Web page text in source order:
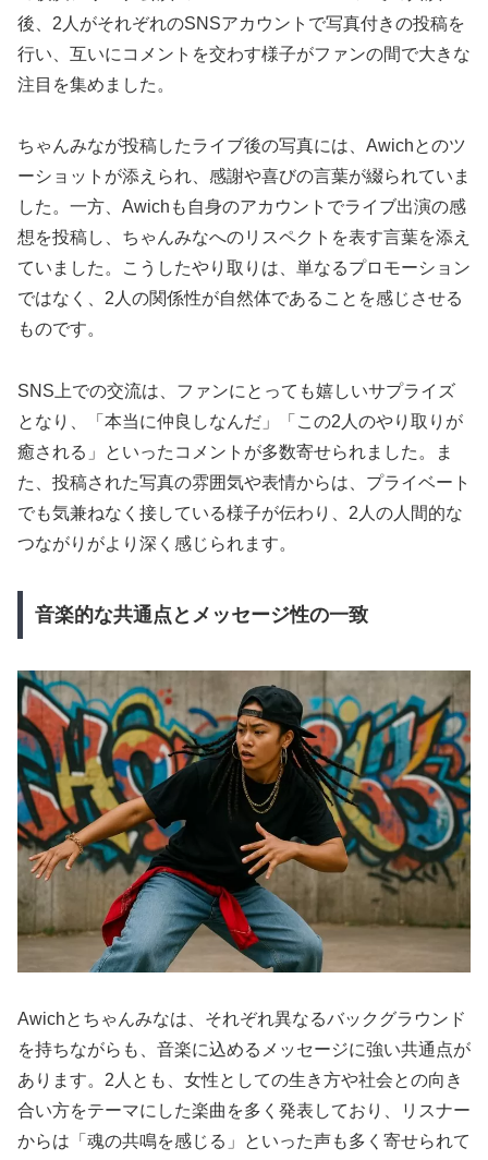
後、2人がそれぞれのSNSアカウントで写真付きの投稿を
行い、互いにコメントを交わす様子がファンの間で大きな
注目を集めました。
ちゃんみなが投稿したライブ後の写真には、Awichとのツ
ーショットが添えられ、感謝や喜びの言葉が綴られていま
した。一方、Awichも自身のアカウントでライブ出演の感
想を投稿し、ちゃんみなへのリスペクトを表す言葉を添え
ていました。こうしたやり取りは、単なるプロモーション
ではなく、2人の関係性が自然体であることを感じさせる
ものです。
SNS上での交流は、ファンにとっても嬉しいサプライズ
となり、「本当に仲良しなんだ」「この2人のやり取りが
癒される」といったコメントが多数寄せられました。ま
た、投稿された写真の雰囲気や表情からは、プライベート
でも気兼ねなく接している様子が伝わり、2人の人間的な
つながりがより深く感じられます。
音楽的な共通点とメッセージ性の一致
Awichとちゃんみなは、それぞれ異なるバックグラウンド
を持ちながらも、音楽に込めるメッセージに強い共通点が
あります。2人とも、女性としての生き方や社会との向き
合い方をテーマにした楽曲を多く発表しており、リスナー
からは「魂の共鳴を感じる」といった声も多く寄せられて